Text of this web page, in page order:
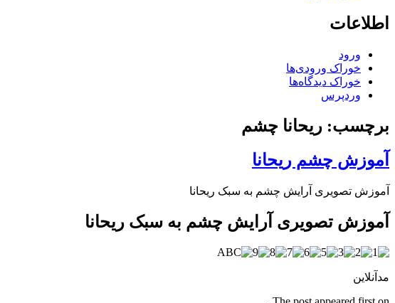
اطلاعات
ورود
خوراک ورودی‌ها
خوراک دیدگاه‌ها
وردپرس
برچسب: ریحانا چشم
آموزش چشم ریحانا
آموزش تصویری آرایش چشم به سبک ریحانا
آموزش تصویری آرایش چشم به سبک ریحانا
مدآنلاین